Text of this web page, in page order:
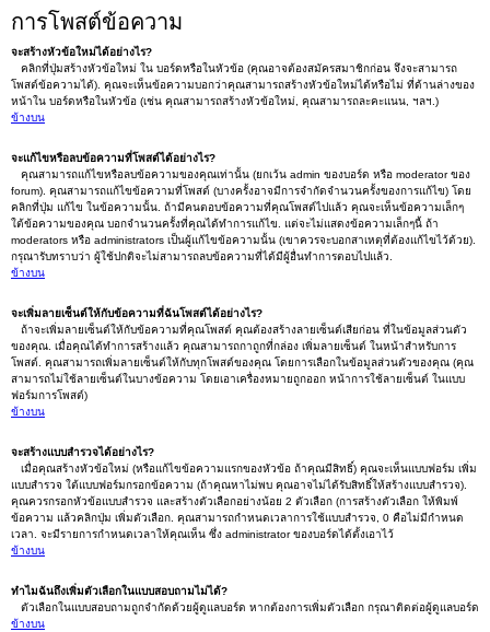
การโพสต์ข้อความ
จะสร้างหัวข้อใหม่ได้อย่างไร?
คลิกที่ปุ่มสร้างหัวข้อใหม่ ใน บอร์ดหรือในหัวข้อ (คุณอาจต้องสมัครสมาชิกก่อน จึงจะสามารถ
โพสต์ข้อความได้). คุณจะเห็นข้อความบอกว่าคุณสามารถสร้างหัวข้อใหม่ได้หรือไม่ ที่ด้านล่างของ
หน้าใน บอร์ดหรือในหัวข้อ (เช่น คุณสามารถสร้างหัวข้อใหม่, คุณสามารถละคะแนน, ฯลฯ.)
ข้างบน
จะแก้ไขหรือลบข้อความที่โพสต์ได้อย่างไร?
คุณสามารถแก้ไขหรือลบข้อความของคุณเท่านั้น (ยกเว้น admin ของบอร์ด หรือ moderator ของ
forum). คุณสามารถแก้ไขข้อความที่โพสต์ (บางครั้งอาจมีการจำกัดจำนวนครั้งของการแก้ไข) โดย
คลิกที่ปุ่ม แก้ไข ในข้อความนั้น. ถ้ามีคนตอบข้อความที่คุณโพสต์ไปแล้ว คุณจะเห็นข้อความเล็กๆ
ใต้ข้อความของคุณ บอกจำนวนครั้งที่คุณได้ทำการแก้ไข. แต่จะไม่แสดงข้อความเล็กๆนี้ ถ้า
moderators หรือ administrators เป็นผู้แก้ไขข้อความนั้น (เขาควรจะบอกสาเหตุที่ต้องแก้ไขไว้ด้วย).
กรุณารับทราบว่า ผู้ใช้ปกติจะไม่สามารถลบข้อความที่ได้มีผู้อื่นทำการตอบไปแล้ว.
ข้างบน
จะเพิ่มลายเซ็นต์ให้กับข้อความที่ฉันโพสต์ได้อย่างไร?
ถ้าจะเพิ่มลายเซ็นต์ให้กับข้อความที่คุณโพสต์ คุณต้องสร้างลายเซ็นต์เสียก่อน ที่ในข้อมูลส่วนตัว
ของคุณ. เมื่อคุณได้ทำการสร้างแล้ว คุณสามารถกาถูกที่กล่อง เพิ่มลายเซ็นต์ ในหน้าสำหรับการ
โพสต์. คุณสามารถเพิ่มลายเซ็นต์ให้กับทุกโพสต์ของคุณ โดยการเลือกในข้อมูลส่วนตัวของคุณ (คุณ
สามารถไม่ใช้ลายเซ็นต์ในบางข้อความ โดยเอาเครื่องหมายถูกออก หน้าการใช้ลายเซ็นต์ ในแบบ
ฟอร์มการโพสต์)
ข้างบน
จะสร้างแบบสำรวจได้อย่างไร?
เมื่อคุณสร้างหัวข้อใหม่ (หรือแก้ไขข้อความแรกของหัวข้อ ถ้าคุณมีสิทธิ์) คุณจะเห็นแบบฟอร์ม เพิ่ม
แบบสำรวจ ใต้แบบฟอร์มกรอกข้อความ (ถ้าคุณหาไม่พบ คุณอาจไม่ได้รับสิทธิ์ให้สร้างแบบสำรวจ).
คุณควรกรอกหัวข้อแบบสำรวจ และสร้างตัวเลือกอย่างน้อย 2 ตัวเลือก (การสร้างตัวเลือก ให้พิมพ์
ข้อความ แล้วคลิกปุ่ม เพิ่มตัวเลือก. คุณสามารถกำหนดเวลาการใช้แบบสำรวจ, 0 คือไม่มีกำหนด
เวลา. จะมีรายการกำหนดเวลาให้คุณเห็น ซึ่ง administrator ของบอร์ดได้ตั้งเอาไว้
ข้างบน
ทำไมฉันถึงเพิ่มตัวเลือกในแบบสอบถามไม่ได้?
ตัวเลือกในแบบสอบถามถูกจำกัดด้วยผู้ดูแลบอร์ด หากต้องการเพิ่มตัวเลือก กรุณาติดต่อผู้ดูแลบอร์ด
ข้างบน